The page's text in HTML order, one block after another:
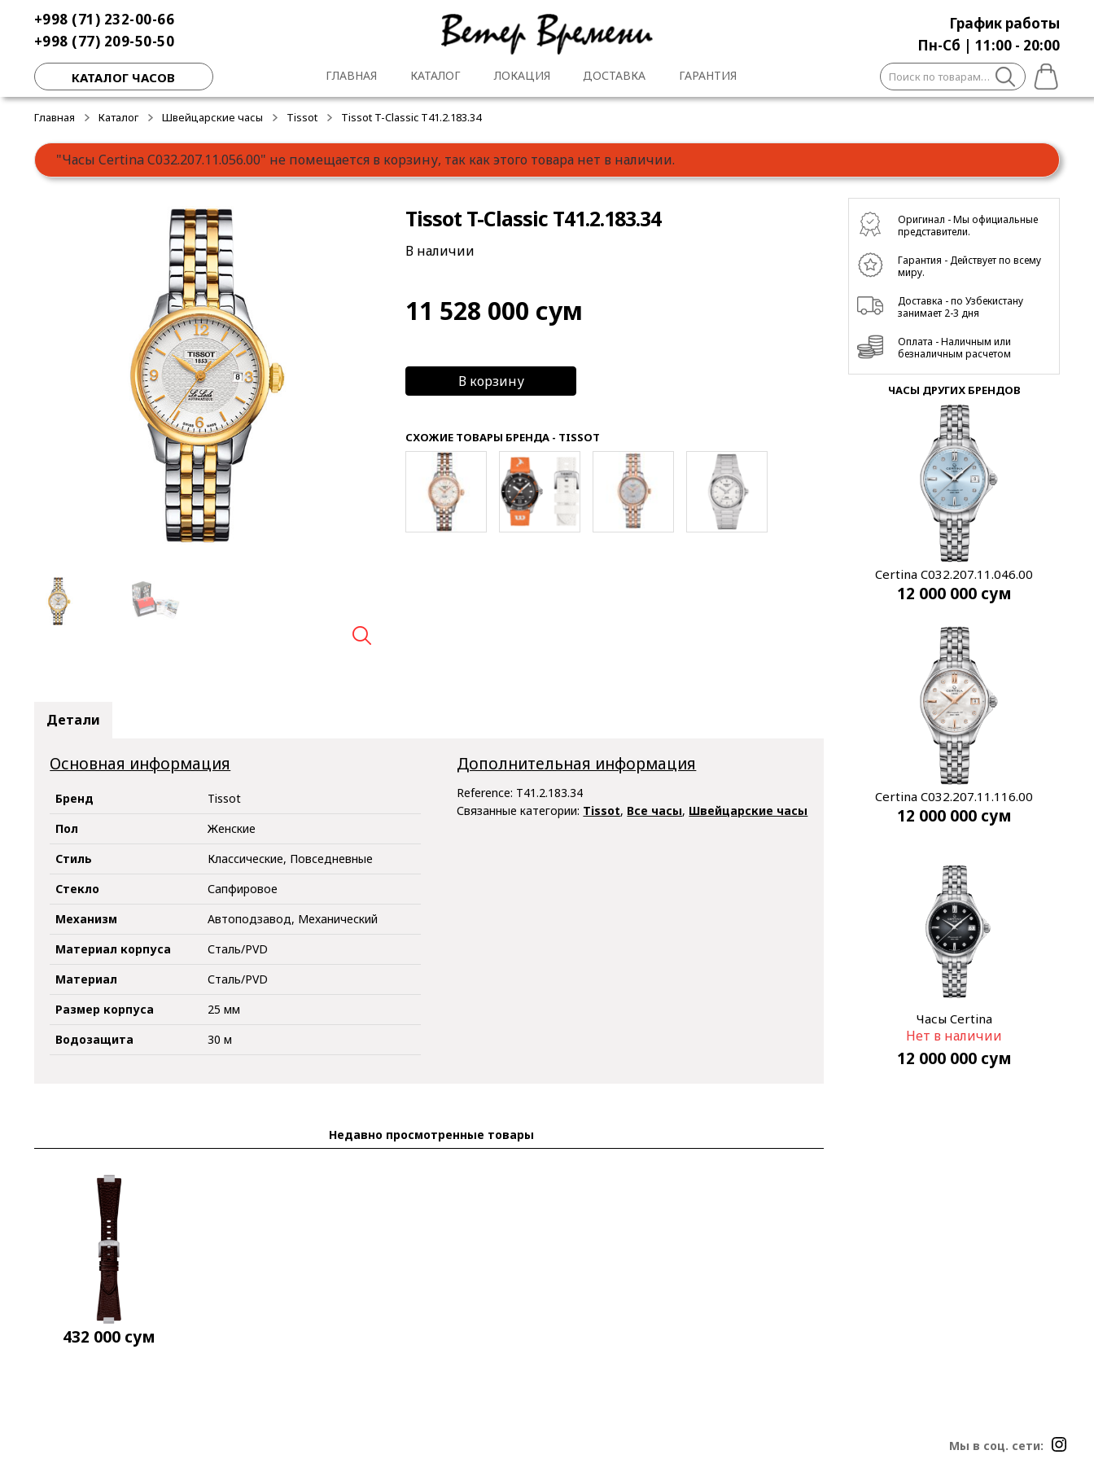
навигации
содержимому
+998 (71) 232-00-66
+998 (77) 209-50-50
График работы
Пн-Сб | 11:00 - 20:00
КАТАЛОГ ЧАСОВ ГЛАВНАЯ КАТАЛОГ ЛОКАЦИЯ ДОСТАВКА ГАРАНТИЯ Искать:
Главная Каталог Швейцарские часы Tissot Tissot T-Classic T41.2.183.34
"Часы Certina C032.207.11.056.00" не помещается в корзину, так как этого товара нет в наличии.
Tissot T-Classic T41.2.183.34
В наличии
11 528 000 сум
В корзину
СХОЖИЕ ТОВАРЫ БРЕНДА - TISSOT
Детали
Основная информация
Бренд
Tissot
Пол
Женские
Стиль
Классические, Повседневные
Стекло
Сапфировое
Механизм
Автоподзавод, Механический
Материал корпуса
Сталь/PVD
Материал
Сталь/PVD
Размер корпуса
25 мм
Водозащита
30 м
Дополнительная информация
Reference: T41.2.183.34
Связанные категории: Tissot, Все часы, Швейцарские часы
Недавно просмотренные товары
432 000 сум
Оригинал - Мы официальные
представители.
Гарантия - Действует по всему
миру.
Доставка - по Узбекистану
занимает 2-3 дня
Оплата - Наличным или
безналичным расчетом
ЧАСЫ ДРУГИХ БРЕНДОВ
Certina C032.207.11.046.00
12 000 000 сум
Certina C032.207.11.116.00
12 000 000 сум
Часы Certina
C032.207.11.056.00
Нет в наличии
12 000 000 сум
Мы в соц. сети: